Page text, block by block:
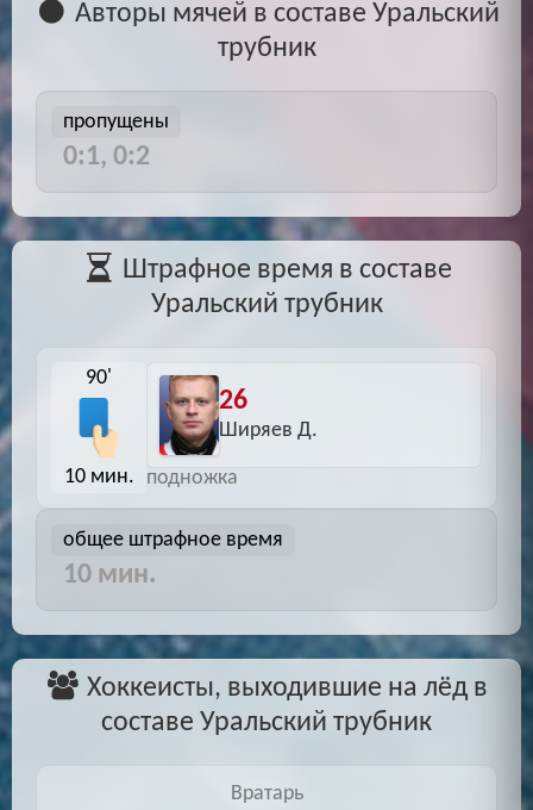
Авторы мячей в составе Уральский
трубник
пропущены
0:1, 0:2
Штрафное время в составе
Уральский трубник
90'
10 мин.
26
Ширяев Д.
подножка
общее штрафное время
10 мин.
Хоккеисты, выходившие на лёд в
составе Уральский трубник
Вратарь